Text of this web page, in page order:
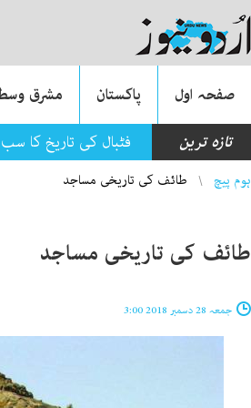
صفحہ اول پاکستان مشرق
تازہ ترین
فٹبال کی تاریخ کا
You are here
ہوم پیچ طائف کی تاریخی مساجد
طائف کی تاریخی مساجد
جمعہ 28 دسمبر 2018 3:00